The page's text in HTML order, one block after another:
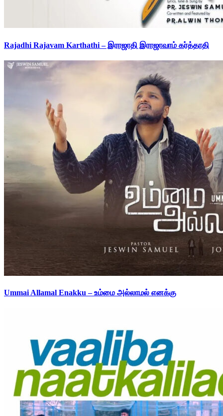
Rajadhi Rajavam Karthathi – இராஜாதி இராஜாவாம் கர்த்தாதி
Ummai Allamal Enakku – உம்மை அல்லாமல் எனக்கு